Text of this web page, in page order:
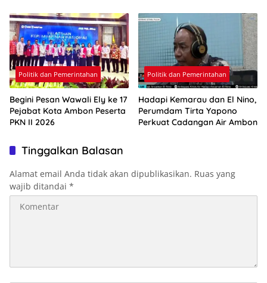
Politik dan Pemerintahan
Begini Pesan Wawali Ely ke 17
Pejabat Kota Ambon Peserta
PKN II 2026
Politik dan Pemerintahan
Hadapi Kemarau dan El Nino,
Perumdam Tirta Yapono
Perkuat Cadangan Air Ambon
Tinggalkan Balasan
Alamat email Anda tidak akan dipublikasikan. Ruas yang
wajib ditandai *